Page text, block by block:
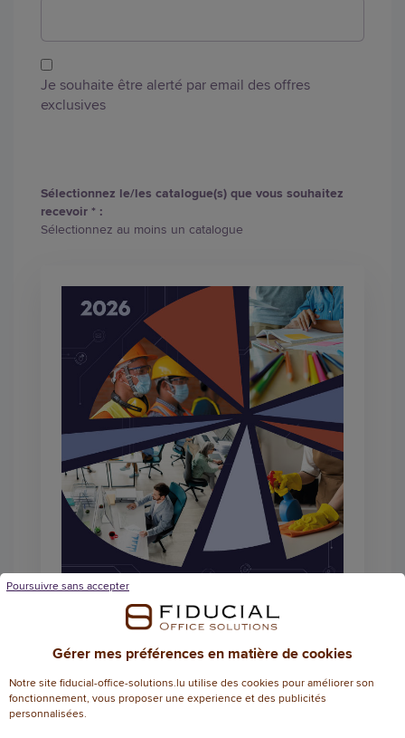
Je souhaite être alerté par email des offres
exclusives
Sélectionnez le/les catalogue(s) que vous souhaitez
recevoir * :
Sélectionnez au moins un catalogue
Gérer mes préférences en matière de cookies
Notre site fiducial-office-solutions.lu utilise des cookies pour améliorer son
fonctionnement, vous proposer une experience et des publicités
personnalisées.
Poursuivre sans accepter